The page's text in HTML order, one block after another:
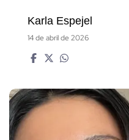
Karla Espejel
14 de abril de 2026